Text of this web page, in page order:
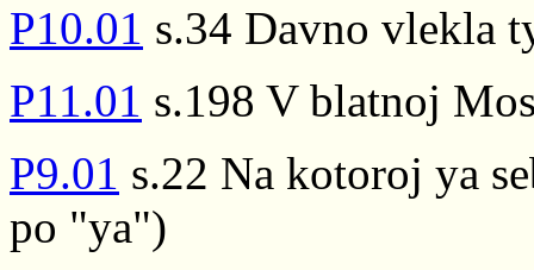
P10.01 s.34 Davno vlekla
P11.01 s.198 V blatnoj
P9.01 s.22 Na kotoroj ya
po "ya")